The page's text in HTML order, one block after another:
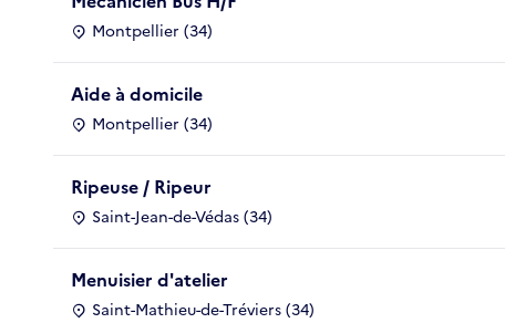
Montpellier (34)
Aide à domicile
Montpellier (34)
Ripeuse / Ripeur
Saint-Jean-de-Védas (34)
Menuisier d'atelier
Saint-Mathieu-de-Tréviers (34)